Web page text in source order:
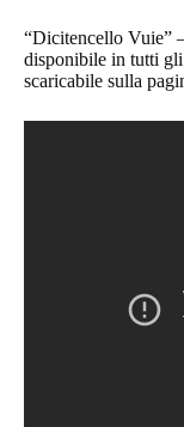
“Dicitencello Vuie”
disponibile in tutti
scaricabile sulla